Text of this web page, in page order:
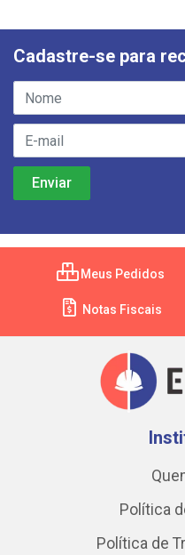
Cadastre-se para
Meus Pedidos
Notas Fiscais
Política
Política de